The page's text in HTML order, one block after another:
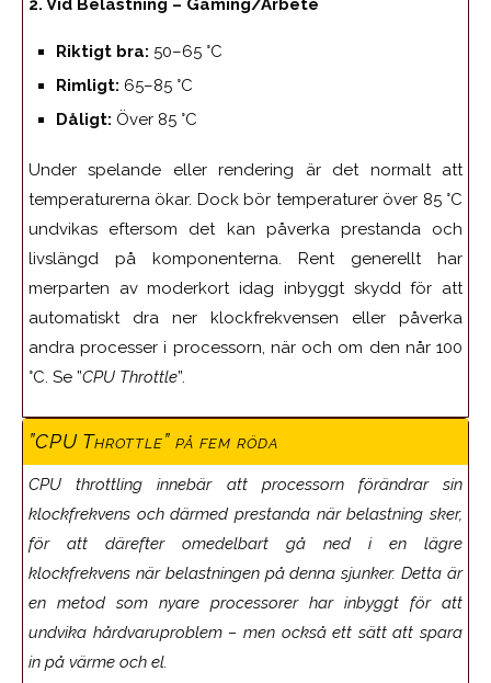
2. Vid Belastning – Gaming/Arbete
Riktigt bra: 50–65 °C
Rimligt: 65–85 °C
Dåligt: Över 85 °C
Under spelande eller rendering är det normalt att
temperaturerna ökar. Dock bör temperaturer över 85 °C
undvikas eftersom det kan påverka prestanda och
livslängd på komponenterna. Rent generellt har
merparten av moderkort idag inbyggt skydd för att
automatiskt dra ner klockfrekvensen eller påverka
andra processer i processorn, när och om den når 100
°C. Se ”CPU Throttle”.
”CPU Throttle” på fem röda
CPU throttling innebär att processorn förändrar sin
klockfrekvens och därmed prestanda när belastning sker,
för att därefter omedelbart gå ned i en lägre
klockfrekvens när belastningen på denna sjunker. Detta är
en metod som nyare processorer har inbyggt för att
undvika hårdvaruproblem – men också ett sätt att spara
in på värme och el.